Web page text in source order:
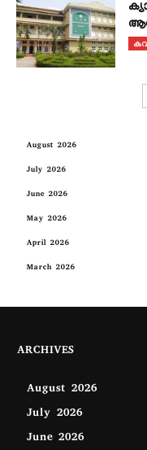
August 2026
July 2026
June 2026
May 2026
April 2026
March 2026
ARCHIVES
August 2026
July 2026
June 2026